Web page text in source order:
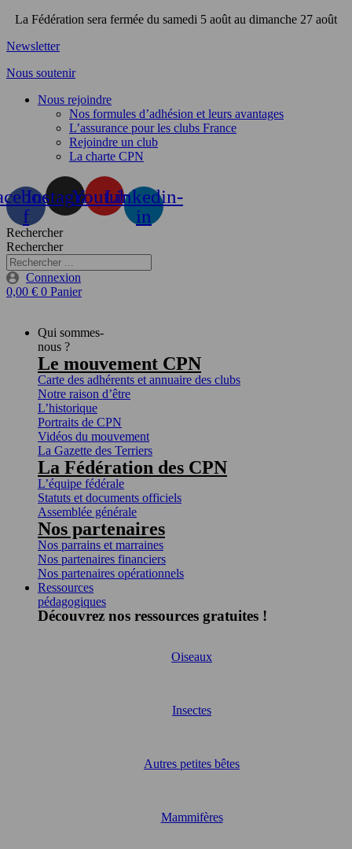
Aller
contenu
La Fédération sera fermée du samedi 5 août au dimanche 27 août
Newsletter
Nous soutenir
Nous rejoindre
Nos formules d’adhésion et leurs avantages
L’assurance pour les clubs France
Rejoindre un club
La charte CPN
f
InstagramYoutubeLinkedin-
in
Rechercher
Rechercher
Connexion
0,00 € 0 Panier
Qui sommes-
nous ?
Le mouvement CPN
Carte des adhérents et annuaire des clubs
Notre raison d’être
L’historique
Portraits de CPN
Vidéos du mouvement
La Gazette des Terriers
La Fédération des CPN
L’équipe fédérale
Statuts et documents officiels
Assemblée générale
Nos partenaires
Nos parrains et marraines
Nos partenaires financiers
Nos partenaires opérationnels
Ressources
pédagogiques
Découvrez nos ressources gratuites !
Oiseaux
Insectes
Autres petites bêtes
Mammifères